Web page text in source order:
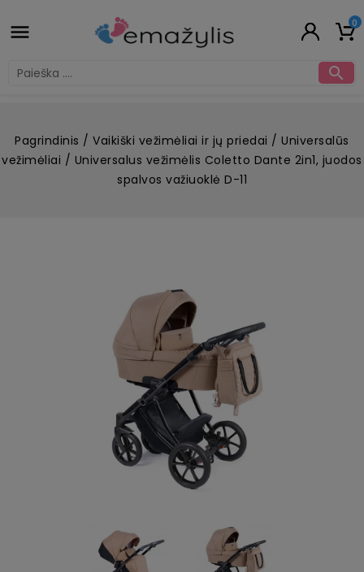
 0

Pagrindinis Vaikiški vežimėliai ir jų priedai
Universalūs
vežimėliai
Universalus vežimėlis Coletto Dante 2in1, juodos
spalvos važiuoklė D-11